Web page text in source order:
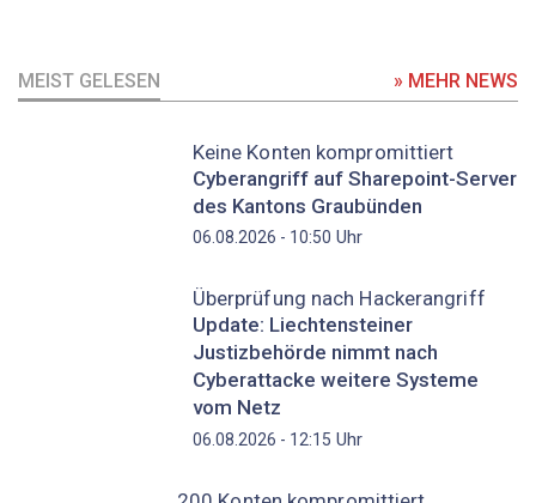
MEIST GELESEN » MEHR NEWS
Keine Konten kompromittiert
Cyberangriff auf Sharepoint-Server
des Kantons Graubünden
06.08.2026 - 10:50 Uhr
Überprüfung nach Hackerangriff
Update: Liechtensteiner
Justizbehörde nimmt nach
Cyberattacke weitere Systeme
vom Netz
06.08.2026 - 12:15 Uhr